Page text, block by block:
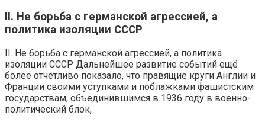
II. Не борьба с германской агрессией, а
политика изоляции СССР
II. Не борьба с германской агрессией, а политика
изоляции СССР Дальнейшее развитие событий ещё
более отчётливо показало, что правящие круги Англии и
Франции своими уступками и поблажками фашистским
государствам, объединившимся в 1936 году в военно-
политический блок,